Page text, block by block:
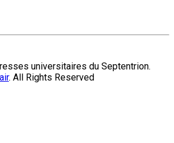
universitaires du Septentrion.
. All Rights Reserved